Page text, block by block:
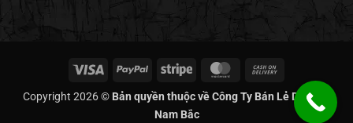
Visa PayPal Stripe MasterCard
Delivery
Copyright 2026 © Bản quyền thuộc về Công Ty Bán Lẻ Di Động
Nam Bắc